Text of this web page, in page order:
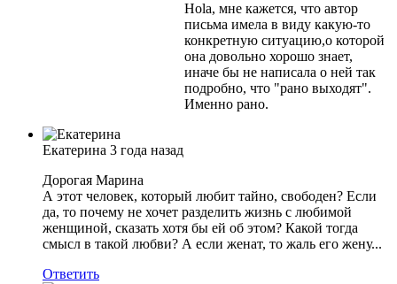
Hola, мне кажется, что автор
письма имела в виду какую-то
конкретную ситуацию,о которой
она довольно хорошо знает,
иначе бы не написала о ней так
подробно, что "рано выходят".
Именно рано.
Екатерина 3 года назад
Дорогая Марина
А этот человек, который любит тайно, свободен? Если
да, то почему не хочет разделить жизнь с любимой
женщиной, сказать хотя бы ей об этом? Какой тогда
смысл в такой любви? А если женат, то жаль его жену...
Ответить